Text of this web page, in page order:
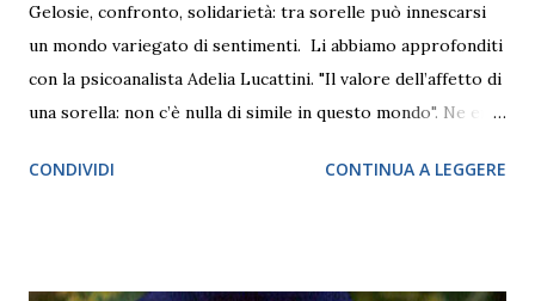
Gelosie, confronto, solidarietà: tra sorelle può innescarsi
un mondo variegato di sentimenti. Li abbiamo approfonditi
con la psicoanalista Adelia Lucattini. "Il valore dell’affetto di
una sorella: non c’è nulla di simile in questo mondo". Ne era
Brontë e forse nessuno può essere in disaccordo. Crescere
CONDIVIDI CONTINUA A LEGGERE